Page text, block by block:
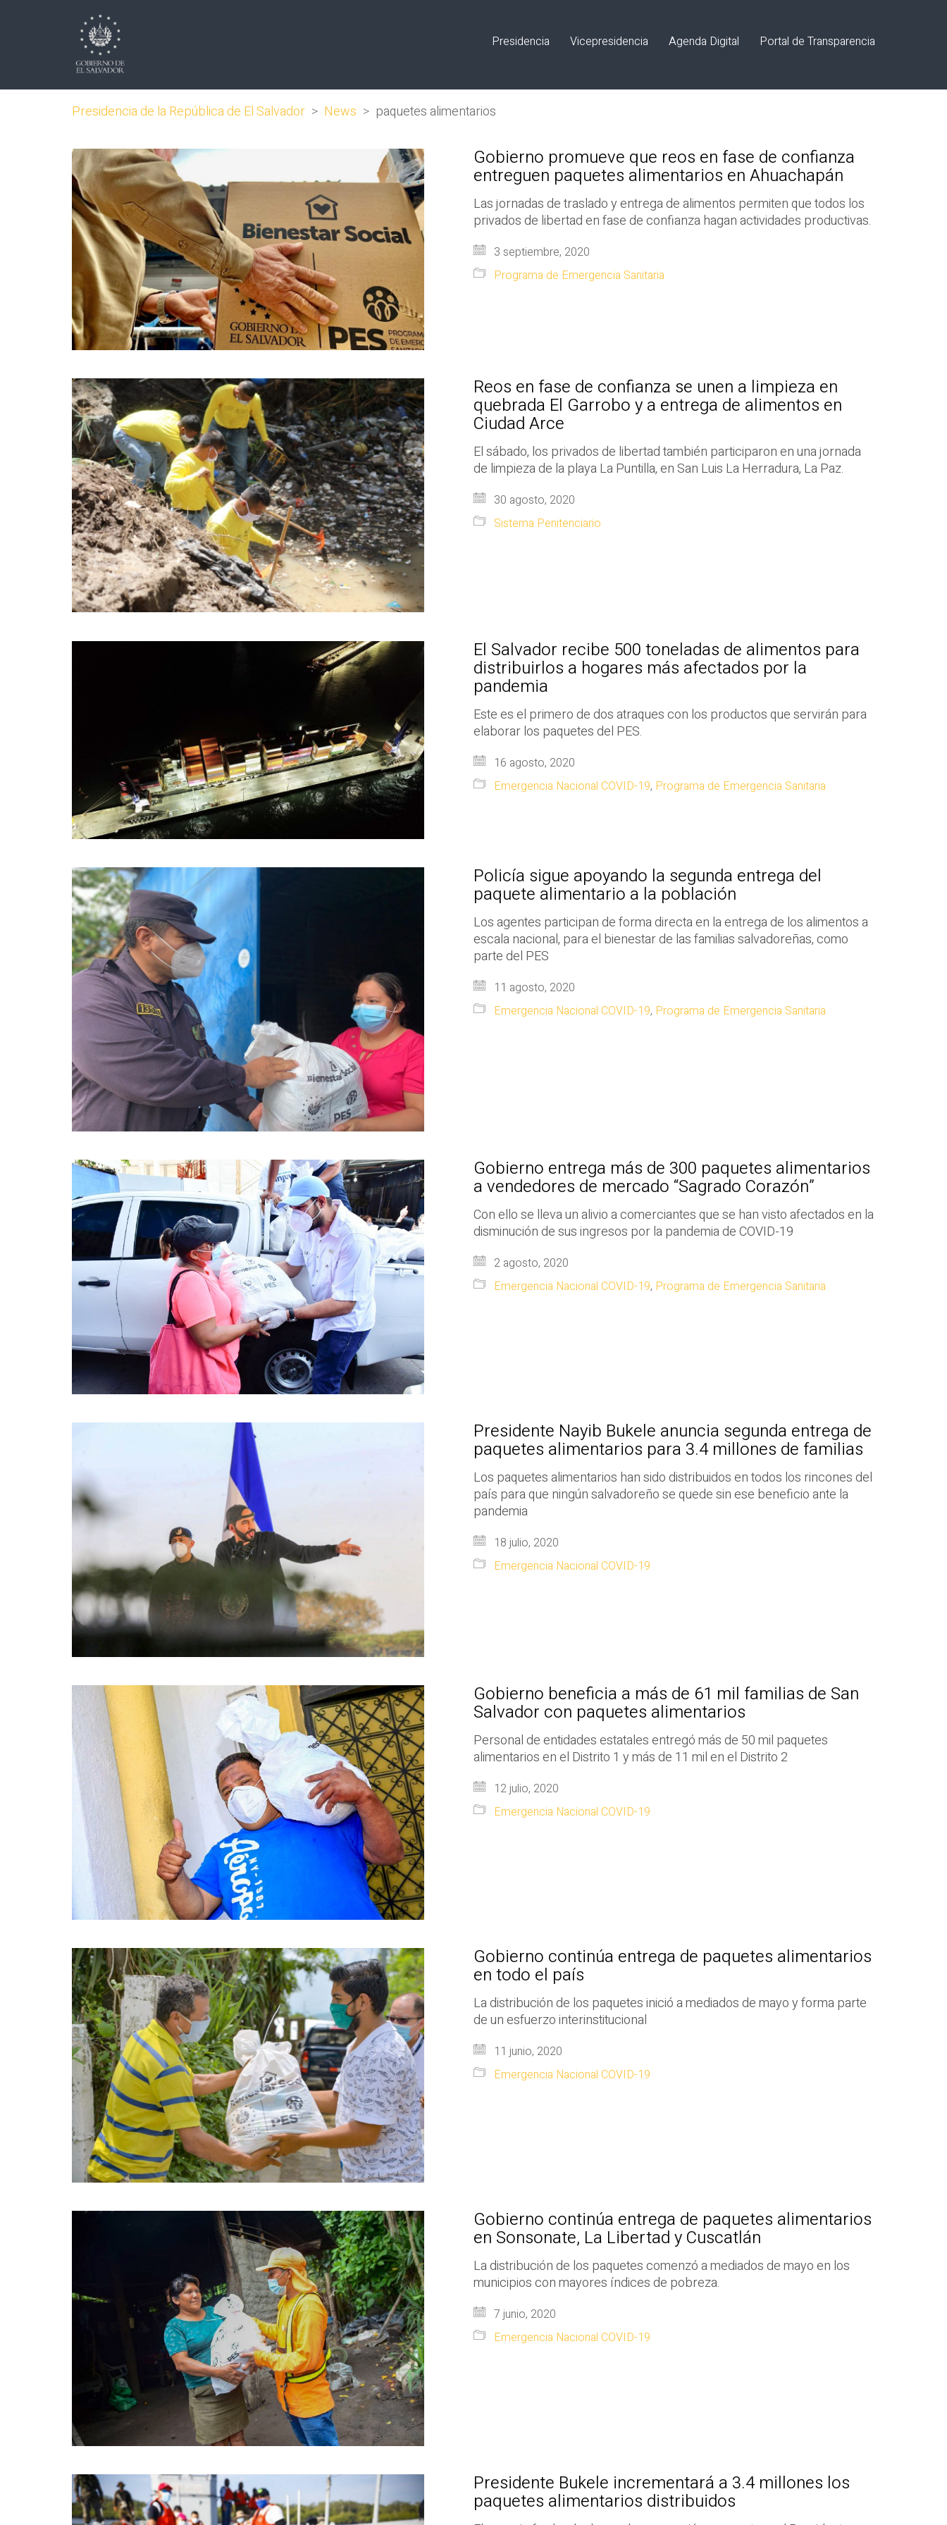
Presidencia Vicepresidencia Agenda Digital Portal de Transparencia
Presidencia de la República de El Salvador > News > paquetes alimentarios
Gobierno promueve que reos en fase de confianza
entreguen paquetes alimentarios en Ahuachapán
Las jornadas de traslado y entrega de alimentos permiten que todos los
privados de libertad en fase de confianza hagan actividades productivas.
3 septiembre, 2020
Programa de Emergencia Sanitaria
Reos en fase de confianza se unen a limpieza en
quebrada El Garrobo y a entrega de alimentos en
Ciudad Arce
El sábado, los privados de libertad también participaron en una jornada
de limpieza de la playa La Puntilla, en San Luis La Herradura, La Paz.
30 agosto, 2020
Sistema Penitenciario
El Salvador recibe 500 toneladas de alimentos para
distribuirlos a hogares más afectados por la
pandemia
Este es el primero de dos atraques con los productos que servirán para
elaborar los paquetes del PES.
16 agosto, 2020
Emergencia Nacional COVID-19, Programa de Emergencia Sanitaria
Policía sigue apoyando la segunda entrega del
paquete alimentario a la población
Los agentes participan de forma directa en la entrega de los alimentos a
escala nacional, para el bienestar de las familias salvadoreñas, como
parte del PES
11 agosto, 2020
Emergencia Nacional COVID-19, Programa de Emergencia Sanitaria
Gobierno entrega más de 300 paquetes alimentarios
a vendedores de mercado “Sagrado Corazón”
Con ello se lleva un alivio a comerciantes que se han visto afectados en la
disminución de sus ingresos por la pandemia de COVID-19
2 agosto, 2020
Emergencia Nacional COVID-19, Programa de Emergencia Sanitaria
Presidente Nayib Bukele anuncia segunda entrega de
paquetes alimentarios para 3.4 millones de familias
Los paquetes alimentarios han sido distribuidos en todos los rincones del
país para que ningún salvadoreño se quede sin ese beneficio ante la
pandemia
18 julio, 2020
Emergencia Nacional COVID-19
Gobierno beneficia a más de 61 mil familias de San
Salvador con paquetes alimentarios
Personal de entidades estatales entregó más de 50 mil paquetes
alimentarios en el Distrito 1 y más de 11 mil en el Distrito 2
12 julio, 2020
Emergencia Nacional COVID-19
Gobierno continúa entrega de paquetes alimentarios
en todo el país
La distribución de los paquetes inició a mediados de mayo y forma parte
de un esfuerzo interinstitucional
11 junio, 2020
Emergencia Nacional COVID-19
Gobierno continúa entrega de paquetes alimentarios
en Sonsonate, La Libertad y Cuscatlán
La distribución de los paquetes comenzó a mediados de mayo en los
municipios con mayores índices de pobreza.
7 junio, 2020
Emergencia Nacional COVID-19
Presidente Bukele incrementará a 3.4 millones los
paquetes alimentarios distribuidos